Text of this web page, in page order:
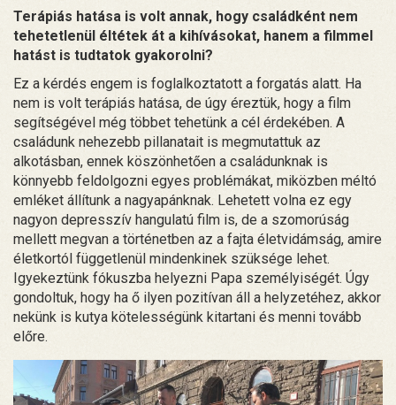
Terápiás hatása is volt annak, hogy családként nem
tehetetlenül éltétek át a kihívásokat, hanem a filmmel
hatást is tudtatok gyakorolni?
Ez a kérdés engem is foglalkoztatott a forgatás alatt. Ha
nem is volt terápiás hatása, de úgy éreztük, hogy a film
segítségével még többet tehetünk a cél érdekében. A
családunk nehezebb pillanatait is megmutattuk az
alkotásban, ennek köszönhetően a családunknak is
könnyebb feldolgozni egyes problémákat, miközben méltó
emléket állítunk a nagyapánknak. Lehetett volna ez egy
nagyon depresszív hangulatú film is, de a szomorúság
mellett megvan a történetben az a fajta életvidámság, amire
életkortól függetlenül mindenkinek szüksége lehet.
Igyekeztünk fókuszba helyezni Papa személyiségét. Úgy
gondoltuk, hogy ha ő ilyen pozitívan áll a helyzetéhez, akkor
nekünk is kutya kötelességünk kitartani és menni tovább
előre.